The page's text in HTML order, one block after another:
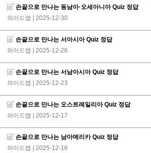
손끝으로 만나는 동남아·오세아니아 Quiz 정답
와이드맵
| 2025-12-30
손끝으로 만나는 서아시아 Quiz 정답
와이드맵
| 2025-12-26
손끝으로 만나는 서남아시아 Quiz 정답
와이드맵
| 2025-12-23
손끝으로 만나는 오스트레일리아 Quiz 정답
와이드맵
| 2025-12-17
손끝으로 만나는 남아메리카 Quiz 정답
와이드맵
| 2025-12-16